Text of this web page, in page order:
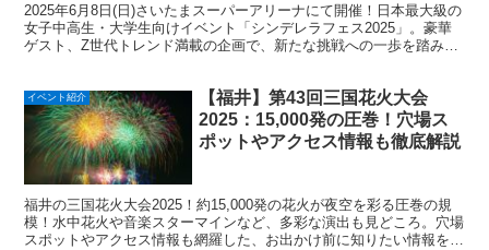
2025年6月8日(日)さいたまスーパーアリーナにて開催！日本最大級の
女子中高生・大学生向けイベント「シンデレラフェス2025」。豪華
ゲスト、Z世代トレンド満載の企画で、新たな挑戦への一歩を踏み出
イベント紹介
【福井】第43回三国花火大会
2025：15,000発の圧巻！穴場ス
ポットやアクセス情報も徹底解説
福井の三国花火大会2025！約15,000発の花火が夜空を彩る圧巻の規
模！水中花火や音楽スターマインなど、多彩な演出も見どころ。穴場
スポットやアクセス情報も網羅した、お出かけ前に知りたい情報を徹